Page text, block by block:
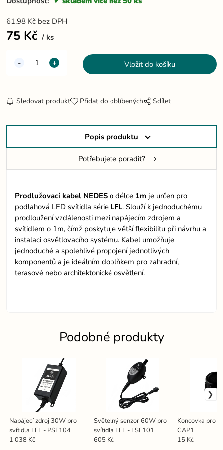
61.98 Kč bez DPH
75 Kč ks
Sledovat produkt Přidat do oblíbených Sdílet
Popis produktu
Potřebujete poradit?
Prodlužovací kabel NEDES o délce 1m je určen pro
podlahová LED svítidla série LFL. Slouží k jednoduchému
prodloužení vzdálenosti mezi napájecím zdrojem a
svítidlem o 1m, čímž poskytuje větší flexibilitu při návrhu a
instalaci osvětlovacího systému. Kabel umožňuje
jednoduché a spolehlivé propojení jednotlivých
komponentů a je ideálním doplňkem pro zahradní,
terasové nebo architektonické osvětlení.
Podobné produkty
Napájecí zdroj 30W pro
svítidla LFL - PSF104
1 038 Kč
Světelný senzor 60W pro
svítidla LFL - LSF101
605 Kč
Koncovka pro
CAP1
15 Kč